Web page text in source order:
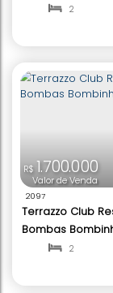
1.650.000
Terrazzo
Bombinhas